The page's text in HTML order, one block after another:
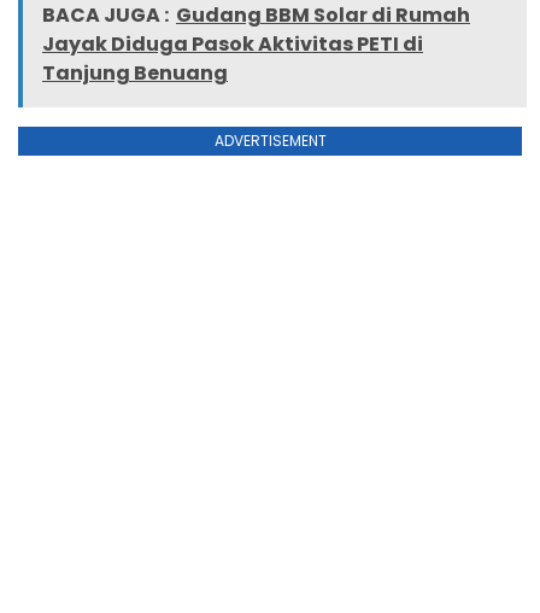
BACA JUGA : Gudang BBM Solar di Rumah
Jayak Diduga Pasok Aktivitas PETI di
Tanjung Benuang
ADVERTISEMENT